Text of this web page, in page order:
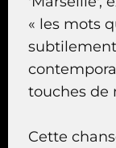
« les mots
touches de
Cette